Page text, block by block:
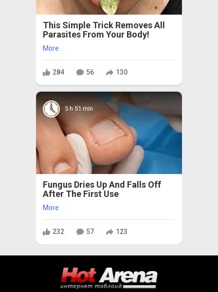
This Simple Trick Removes All
Parasites From Your Body!
More
284 56 130
5 h 51 min
Fungus Dries Up And Falls Off
After The First Use
More
232 57 123